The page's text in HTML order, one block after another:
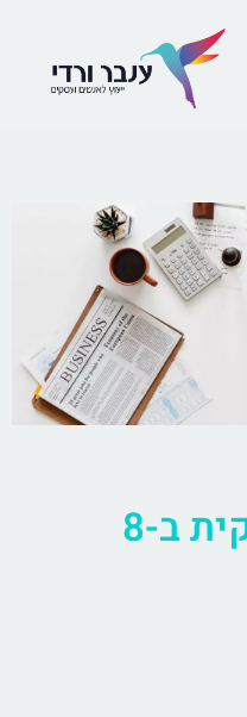
בניית תוכנית עסקית ב-8